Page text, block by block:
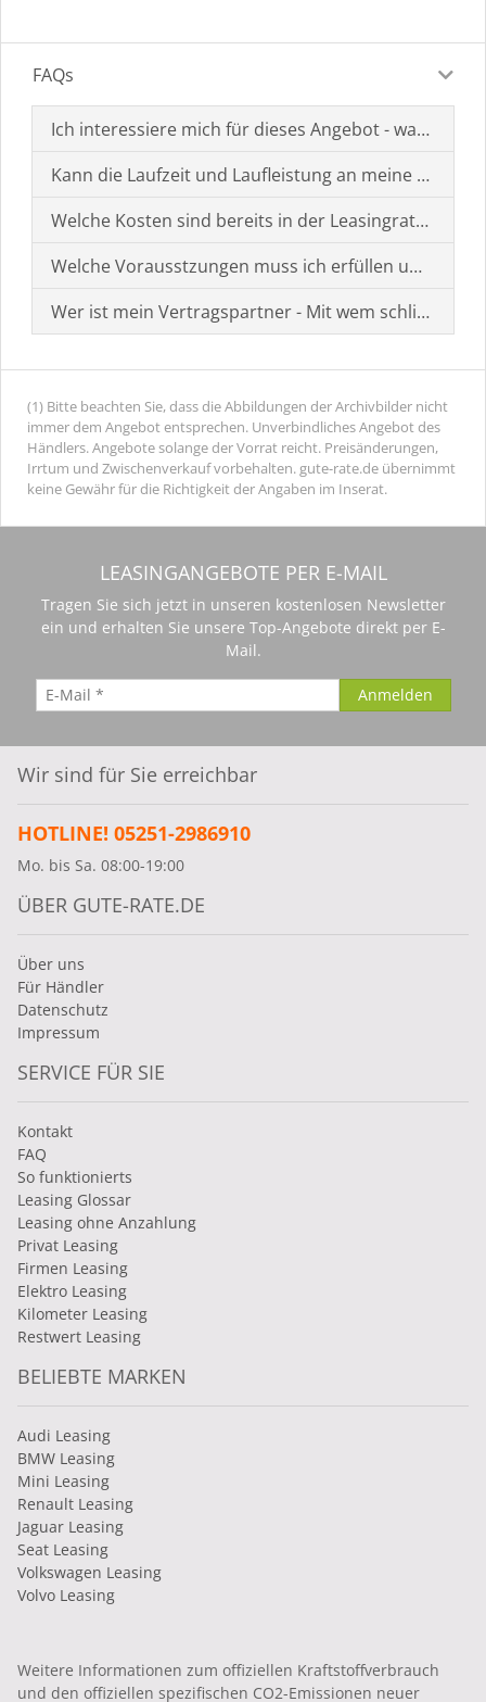
FAQs
Ich interessiere mich für dieses Angebot - was muss
Kann die Laufzeit und Laufleistung an meine
Welche Kosten sind bereits in der Leasingrate
Welche Vorausstzungen muss ich erfüllen um einen
Wer ist mein Vertragspartner - Mit wem schließe ich
(1) Bitte beachten Sie, dass die Abbildungen der Archivbilder nicht
immer dem Angebot entsprechen. Unverbindliches Angebot des
Händlers. Angebote solange der Vorrat reicht. Preisänderungen,
Irrtum und Zwischenverkauf vorbehalten. gute-rate.de übernimmt
keine Gewähr für die Richtigkeit der Angaben im Inserat.
LEASINGANGEBOTE PER E-MAIL
Tragen Sie sich jetzt in unseren kostenlosen Newsletter
ein und erhalten Sie unsere Top-Angebote direkt per E-
Mail.
Wir sind für Sie erreichbar
HOTLINE! 05251-2986910
Mo. bis Sa. 08:00-19:00
ÜBER GUTE-RATE.DE
Über uns
Für Händler
Datenschutz
Impressum
SERVICE FÜR SIE
Kontakt
FAQ
So funktionierts
Leasing Glossar
Leasing ohne Anzahlung
Privat Leasing
Firmen Leasing
Elektro Leasing
Kilometer Leasing
Restwert Leasing
BELIEBTE MARKEN
Audi Leasing
BMW Leasing
Mini Leasing
Renault Leasing
Jaguar Leasing
Seat Leasing
Volkswagen Leasing
Volvo Leasing
Weitere Informationen zum offiziellen Kraftstoffverbrauch
und den offiziellen spezifischen CO2-Emissionen neuer